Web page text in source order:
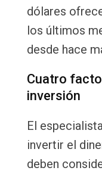
dólares
los últimos
desde hace
Cuatro
inversión
El
invertir el
deben